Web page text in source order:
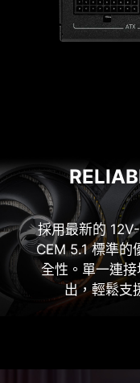
採用最新的
CEM 5.1 標準的
全性。單一連
出，輕鬆支